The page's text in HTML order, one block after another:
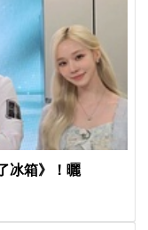
冰箱》！曬